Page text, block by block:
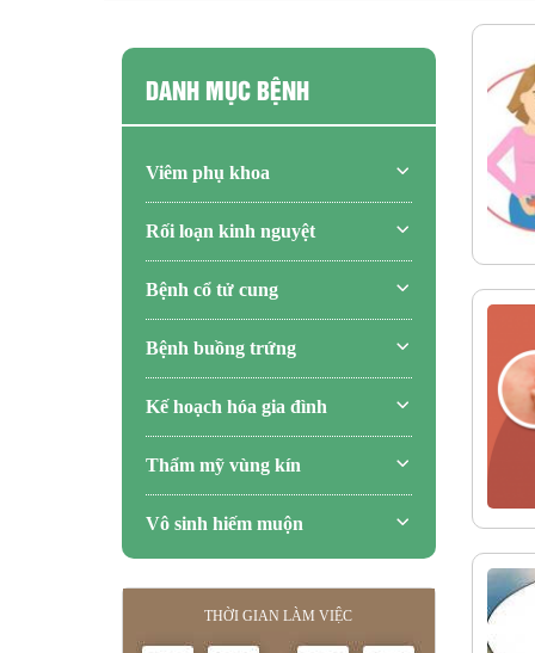
DANH MỤC BỆNH
Viêm phụ khoa
Rối loạn kinh nguyệt
Bệnh cổ tử cung
Bệnh buồng trứng
Kế hoạch hóa gia đình
Thẩm mỹ vùng kín
Vô sinh hiếm muộn
THỜI GIAN LÀM VIỆC